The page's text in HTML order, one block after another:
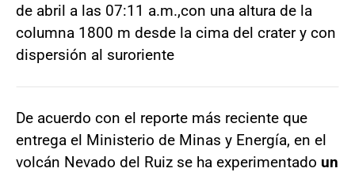
de abril a las 07:11 a.m.,con una altura de la
columna 1800 m desde la cima del crater y con
dispersión al suroriente
De acuerdo con el reporte más reciente que
entrega el Ministerio de Minas y Energía, en el
volcán Nevado del Ruiz se ha experimentado un